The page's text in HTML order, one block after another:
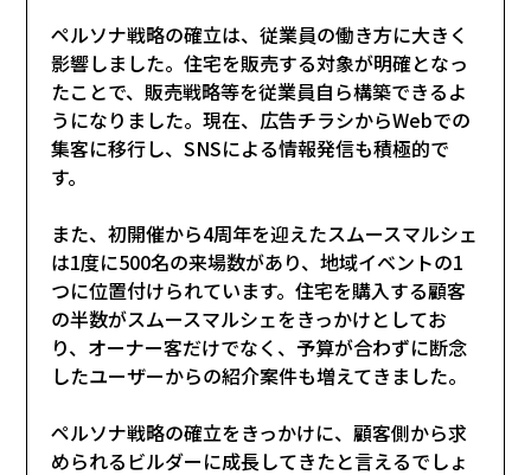
ペルソナ戦略の確立は、従業員の働き方に大きく
影響しました。住宅を販売する対象が明確となっ
たことで、販売戦略等を従業員自ら構築できるよ
うになりました。現在、広告チラシからWebでの
集客に移行し、SNSによる情報発信も積極的で
す。
また、初開催から4周年を迎えたスムースマルシェ
は1度に500名の来場数があり、地域イベントの1
つに位置付けられています。住宅を購入する顧客
の半数がスムースマルシェをきっかけとしてお
り、オーナー客だけでなく、予算が合わずに断念
したユーザーからの紹介案件も増えてきました。
ペルソナ戦略の確立をきっかけに、顧客側から求
められるビルダーに成長してきたと言えるでしょ